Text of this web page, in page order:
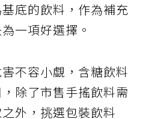
底的飲料，作為補充
一項好選擇。
不容小覷，含糖飲料
除了市售手搖飲料需
外，挑選包裝飲料